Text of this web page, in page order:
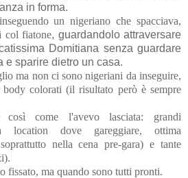
in forma.
un nigeriano che spacciava,
col fiatone, guardandolo attraversare
Domitiana senza guardare
e sparire dietro un casa.
ma non ci sono nigeriani da inseguire,
colorati (il risultato però è sempre
così come l'avevo lasciata: grandi
location dove gareggiare, ottima
nella cena pre-gara) e tante
fissato, ma quando sono tutti pronti.